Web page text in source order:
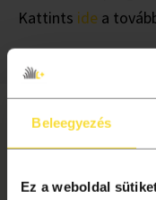
Beleegyezés
Ez a weboldal
Kattints ide a